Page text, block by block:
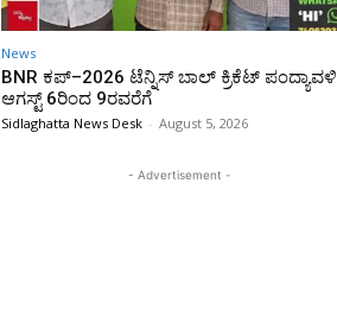
News
BNR ಕಪ್–2026 ಟೆನ್ನಿಸ್ ಬಾಲ್ ಕ್ರಿಕೆಟ್ ಪಂದ್ಯಾವಳಿ
ಆಗಸ್ಟ್ 6ರಿಂದ 9ರವರೆಗೆ
Sidlaghatta News Desk - August 5, 2026
- Advertisement -